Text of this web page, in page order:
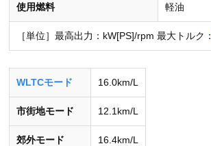
使用燃料 軽油
［単位］最高出力：kW[PS]/rpm 最大トルク：
WLTCモード 16.0km/L
市街地モード 12.1km/L
郊外モード 16.4km/L